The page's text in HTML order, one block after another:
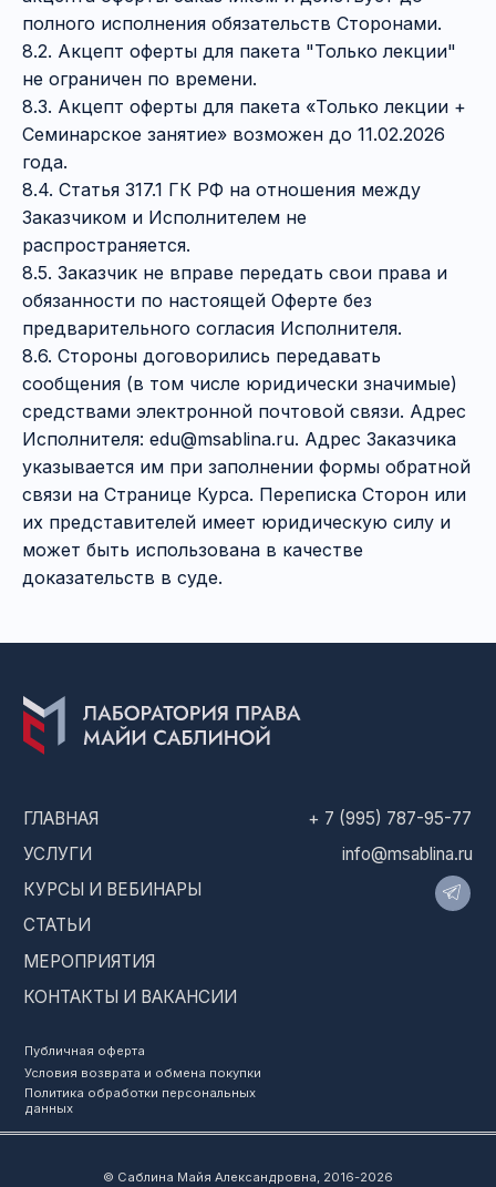
полного исполнения обязательств Сторонами.
8.2. Акцепт оферты для пакета "Только лекции"
не ограничен по времени.
8.3. Акцепт оферты для пакета «Только лекции +
Семинарское занятие» возможен до 11.02.2026
года.
8.4. Статья 317.1 ГК РФ на отношения между
Заказчиком и Исполнителем не
распространяется.
8.5. Заказчик не вправе передать свои права и
обязанности по настоящей Оферте без
предварительного согласия Исполнителя.
8.6. Стороны договорились передавать
сообщения (в том числе юридически значимые)
средствами электронной почтовой связи. Адрес
Исполнителя: edu@msablina.ru. Адрес Заказчика
указывается им при заполнении формы обратной
связи на Странице Курса. Переписка Сторон или
их представителей имеет юридическую силу и
может быть использована в качестве
доказательств в суде.